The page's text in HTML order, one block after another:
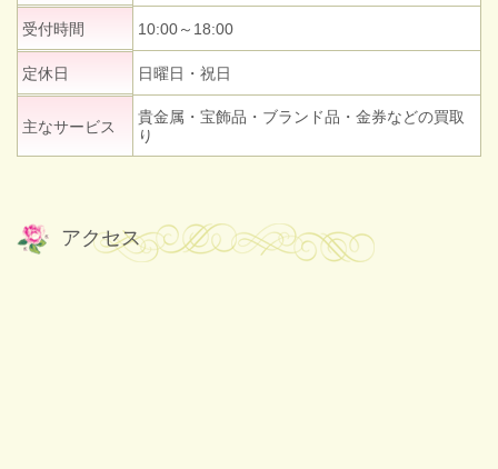
受付時間 10:00～18:00
定休日 日曜日・祝日
主なサービス
貴金属・宝飾品・ブランド品・金券などの買取
り
アクセス